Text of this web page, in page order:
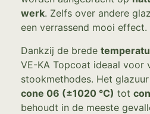
werk. Zelfs over andere
een verrassend mooi effect.
Dankzij de brede
VE-KA Topcoat ideaal voor
stookmethodes. Het
cone 06 (±1020 °C) tot
behoudt in de meeste